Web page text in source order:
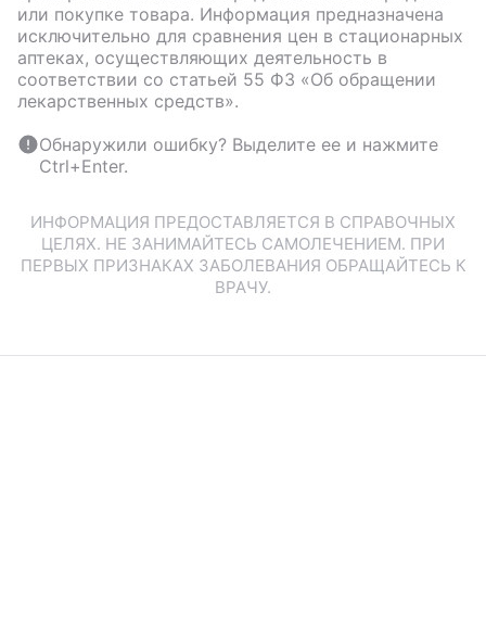
или покупке товара. Информация предназначена
исключительно для сравнения цен в стационарных
аптеках, осуществляющих деятельность в
соответствии со статьей 55 ФЗ «Об обращении
лекарственных средств».
Обнаружили ошибку? Выделите ее и нажмите
Ctrl+Enter.
ИНФОРМАЦИЯ ПРЕДОСТАВЛЯЕТСЯ В СПРАВОЧНЫХ
ЦЕЛЯХ. НЕ ЗАНИМАЙТЕСЬ САМОЛЕЧЕНИЕМ. ПРИ
ПЕРВЫХ ПРИЗНАКАХ ЗАБОЛЕВАНИЯ ОБРАЩАЙТЕСЬ К
ВРАЧУ.